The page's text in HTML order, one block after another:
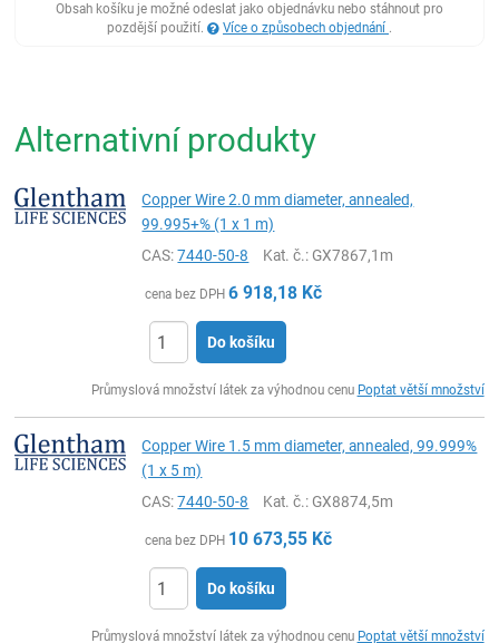
Obsah košíku je možné odeslat jako objednávku nebo stáhnout pro
pozdější použití.
Více o způsobech objednání .
Alternativní produkty
Copper Wire 2.0 mm diameter, annealed,
99.995+% (1 x 1 m)
CAS:7440-50-8 Kat. č.: GX7867,1m
cena bez DPH 6 918,18 Kč
Do košíku
Průmyslová množství látek za výhodnou cenu Poptat větší množství
Copper Wire 1.5 mm diameter, annealed, 99.999%
(1 x 5 m)
CAS:7440-50-8 Kat. č.: GX8874,5m
cena bez DPH 10 673,55 Kč
Do košíku
Průmyslová množství látek za výhodnou cenu Poptat větší množství